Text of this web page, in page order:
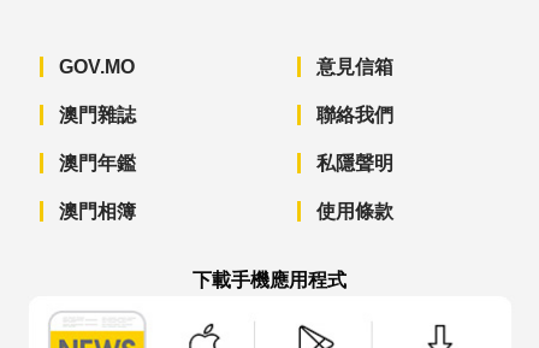
GOV.MO
澳門雜誌
澳門年鑑
澳門相簿
意見信箱
聯絡我們
私隱聲明
使用條款
下載手機應用程式